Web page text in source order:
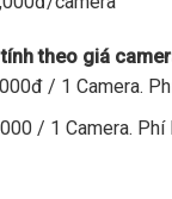
theo giá
/ 1 Camera.
/ 1 Camera.